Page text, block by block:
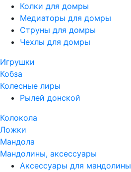
Колки для домры
Медиаторы для домры
Струны для домры
Чехлы для домры
Игрушки
Кобза
Колесные лиры
Рылей донской
Колокола
Ложки
Мандола
Мандолины, аксессуары
Аксессуары для мандолины